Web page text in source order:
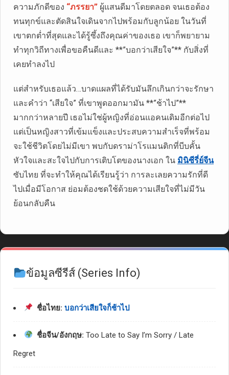
ความภักดีของ “ภรรยา” ผู้แสนดีมาโดยตลอด จนเธอต้อง
ทนทุกข์และตัดสินใจเดินจากไปพร้อมกับลูกน้อย ในวันที่
เขาตกต่ำที่สุดและได้รู้ซึ้งถึงคุณค่าของเธอ เขาก็พยายาม
ทำทุกวิถีทางเพื่อขอคืนดีและ **”บอกว่าเสียใจ”** กับสิ่งที่
เคยทำลงไป
แต่สำหรับเธอแล้ว…บาดแผลที่ได้รับมันลึกเกินกว่าจะรักษา
และคำว่า “เสียใจ” ที่เขาพูดออกมามัน **”ช้าไป”**
มากกว่าหลายปี เธอไม่ใช่ผู้หญิงที่อ่อนแอคนเดิมอีกต่อไป
แต่เป็นหญิงสาวที่เข้มแข็งและประสบความสำเร็จที่พร้อม
จะใช้ชีวิตโดยไม่มีเขา พบกับดราม่าโรแมนติกที่บีบคั้น
หัวใจและสะใจไปกับการเติบโตของนางเอก ใน มินิซีรี่ย์จีน
ซับไทย ที่จะทำให้คุณได้เรียนรู้ว่า การละเลยความรักที่ดี
ไปเมื่อมีโอกาส ย่อมต้องชดใช้ด้วยความเสียใจที่ไม่มีวัน
ย้อนกลับคืน
ข้อมูลซีรีส์ (Series Info)
ชื่อไทย: บอกว่าเสียใจก็ช้าไป
ชื่อจีน/อังกฤษ: Too Late to Say I’m Sorry / Late
Regret